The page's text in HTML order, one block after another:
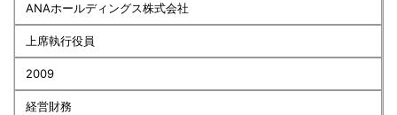
ANAホールディングス株式会社
上席執行役員
2009
経営財務